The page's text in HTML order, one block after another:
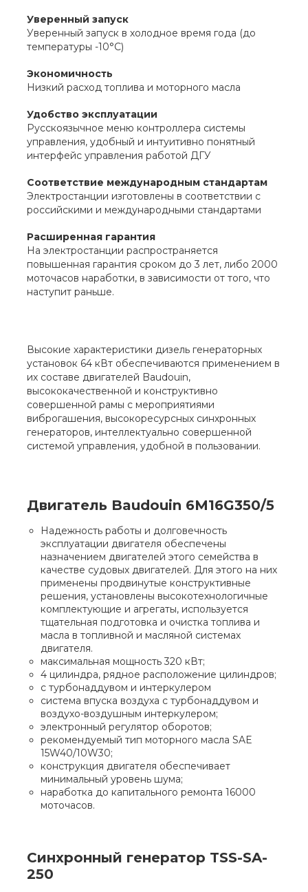
Уверенный запуск
Уверенный запуск в холодное время года (до
температуры -10°С)
Экономичность
Низкий расход топлива и моторного масла
Удобство эксплуатации
Русскоязычное меню контроллера системы
управления, удобный и интуитивно понятный
интерфейс управления работой ДГУ
Соответствие международным стандартам
Электростанции изготовлены в соответствии с
российскими и международными стандартами
Расширенная гарантия
На электростанции распространяется
повышенная гарантия сроком до 3 лет, либо 2000
моточасов наработки, в зависимости от того, что
наступит раньше.
Высокие характеристики дизель генераторных
установок 64 кВт обеспечиваются применением в
их составе двигателей Baudouin,
высококачественной и конструктивно
совершенной рамы с мероприятиями
виброгашения, высокоресурсных синхронных
генераторов, интеллектуально совершенной
системой управления, удобной в пользовании.
Двигатель Baudouin 6M16G350/5
Надежность работы и долговечность
эксплуатации двигателя обеспечены
назначением двигателей этого семейства в
качестве судовых двигателей. Для этого на них
применены продвинутые конструктивные
решения, установлены высокотехнологичные
комплектующие и агрегаты, используется
тщательная подготовка и очистка топлива и
масла в топливной и масляной системах
двигателя.
максимальная мощность 320 кВт;
4 цилиндра, рядное расположение цилиндров;
с турбонаддувом и интеркулером
система впуска воздуха с турбонаддувом и
воздухо-воздушным интеркулером;
электронный регулятор оборотов;
рекомендуемый тип моторного масла SAE
15W40/10W30;
конструкция двигателя обеспечивает
минимальный уровень шума;
наработка до капитального ремонта 16000
моточасов.
Синхронный генератор TSS-SA-
250